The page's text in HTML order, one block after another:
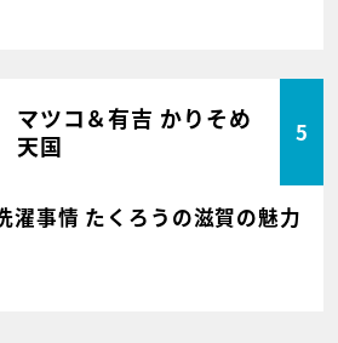
マツコ＆有吉 かりそめ
天国
5
濯事情 たくろうの滋賀の魅力